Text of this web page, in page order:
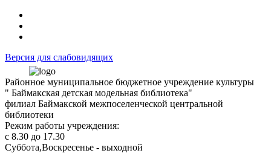
Версия для слабовидящих
Районное муниципальное бюджетное учреждение культуры
" Баймакская детская модельная библиотека"
филиал Баймакской межпоселенческой центральной
библиотеки
Режим работы учреждения:
с 8.30 до 17.30
Суббота,Воскресенье - выходной